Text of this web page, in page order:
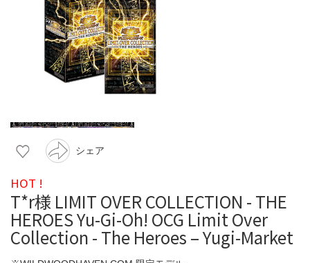
シェア
HOT !
T*r様 LIMIT OVER COLLECTION - THE
HEROES Yu-Gi-Oh! OCG Limit Over
Collection - The Heroes – Yugi-Market